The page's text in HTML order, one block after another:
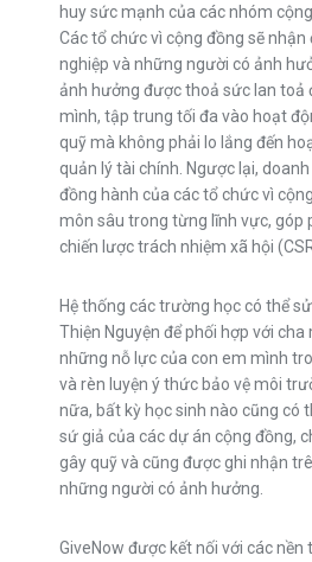
huy sức mạnh của các nhóm
Các tổ chức vì cộng đồng sẽ
nghiệp và những người có ảnh
ảnh hưởng được thoả sức lan toả
mình, tập trung tối đa vào hoạt
quỹ mà không phải lo lắng đến
quản lý tài chính. Ngược lại,
đồng hành của các tổ chức vì
môn sâu trong từng lĩnh vực, góp
chiến lược trách nhiệm xã hội
Hệ thống các trường học có thể
Thiện Nguyện để phối hợp với cha
những nỗ lực của con em mình
và rèn luyện ý thức bảo vệ môi
nữa, bất kỳ học sinh nào cũng có
sứ giả của các dự án cộng đồng,
gây quỹ và cũng được ghi nhận
những người có ảnh hưởng.
GiveNow được kết nối với các